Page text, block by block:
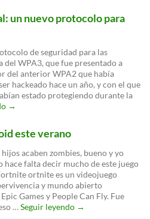
un nuevo protocolo para
de seguridad para las
WPA3, que fue presentado a
del anterior WPA2 que había
hackeado hace un año, y con el que
estado protegiendo durante la
El
es
oficial:
un
nuevo
protocolo
para
proteger
tu
→
este verano
acaben zombies, bueno y yo
falta decir mucho de este juego
ortnite es un videojuego
y mundo abierto
Games y People Can Fly. Fue
…Seguir leyendo ‘Fortnite’
→